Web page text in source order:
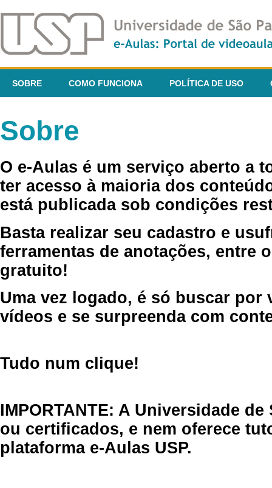
SOBRE COMO FUNCIONA POLÍTICA DE USO
Sobre
O e-Aulas é um serviço aberto a
ter acesso à maioria dos
está publicada sob condições
Basta realizar seu cadastro e
ferramentas de anotações, entre
gratuito!
Uma vez logado, é só buscar por
vídeos e se surpreenda com
Tudo num clique!
IMPORTANTE: A Universidade
ou certificados, e nem oferece
plataforma e-Aulas USP.